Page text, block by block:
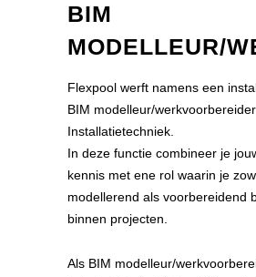
BIM
MODELLEUR/
Flexpool werft namens een
BIM modelleur/werkvoorbereider
Installatietechniek.
In deze functie combineer je
kennis met ene rol waarin je
modellerend als voorbereidend
binnen projecten.
Als BIM modelleur/